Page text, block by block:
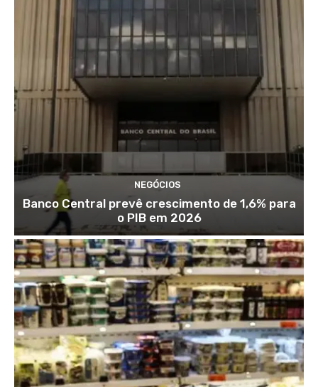
NEGÓCIOS
Banco Central prevê crescimento de 1,6% para
o PIB em 2026